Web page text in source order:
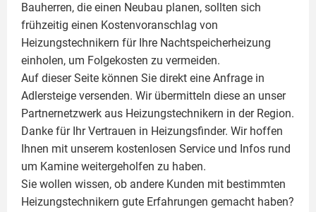
Bauherren, die einen Neubau planen, sollten sich
frühzeitig einen Kostenvoranschlag von
Heizungstechnikern für Ihre Nachtspeicherheizung
einholen, um Folgekosten zu vermeiden.
Auf dieser Seite können Sie direkt eine Anfrage in
Adlersteige versenden. Wir übermitteln diese an unser
Partnernetzwerk aus Heizungstechnikern in der Region.
Danke für Ihr Vertrauen in Heizungsfinder. Wir hoffen
Ihnen mit unserem kostenlosen Service und Infos rund
um Kamine weitergeholfen zu haben.
Sie wollen wissen, ob andere Kunden mit bestimmten
Heizungstechnikern gute Erfahrungen gemacht haben?